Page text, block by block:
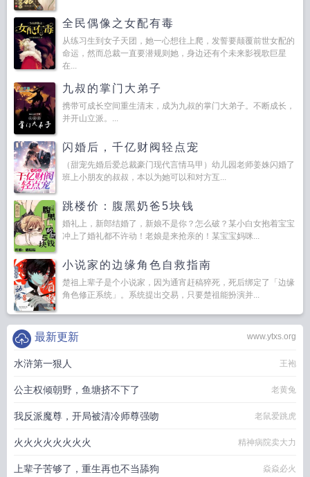
全民偶像之女配有毒
从练习生到女子天团，她一心想往上爬，发誓要颠覆前世女配的
命运，然而总裁一直要潜规则她，身边还有个未来影视歌巨星
在...
九叔的掌门大弟子
携带可成长空间重生清末，成为九叔的掌门大弟子。不断成长，
并开山立派。...
闪婚后，千亿财阀轻点宠
（甜宠先婚后爱总裁豪门现代言情马甲）幼儿园老师姜姝闪婚了
班上小朋友的叔叔，本以为她可以和对方互...
跳楼价：腹黑奶爸5块钱
婚礼上，新郎结婚了，新娘不是你？怎么破？某小白女抱着宝宝
冲上了婚礼都不许动！老娘是来抢亲的！某宝宝妈咪...
小说家的边缘角色自救指南
楚祖上辈子是个小说家，因为通宵赶稿猝死，死后绑定了「边缘
角色修正系统」。系统提出交易，只要楚祖能扮演并...
www.ytxs.org
最新更新
水浒第一狠人 王袍
公主权倾朝野，鱼塘挤不下了 老黄兔
我反派魔尊，开局被清冷师尊强吻 老鼠爱跳虎
火火火火火火火火 精神病院卖大力
上辈子苦够了，重生再也不当舔狗 焱焱必火